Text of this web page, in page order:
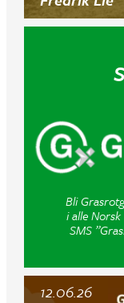
Bli
i alle
SMS
12.06.26